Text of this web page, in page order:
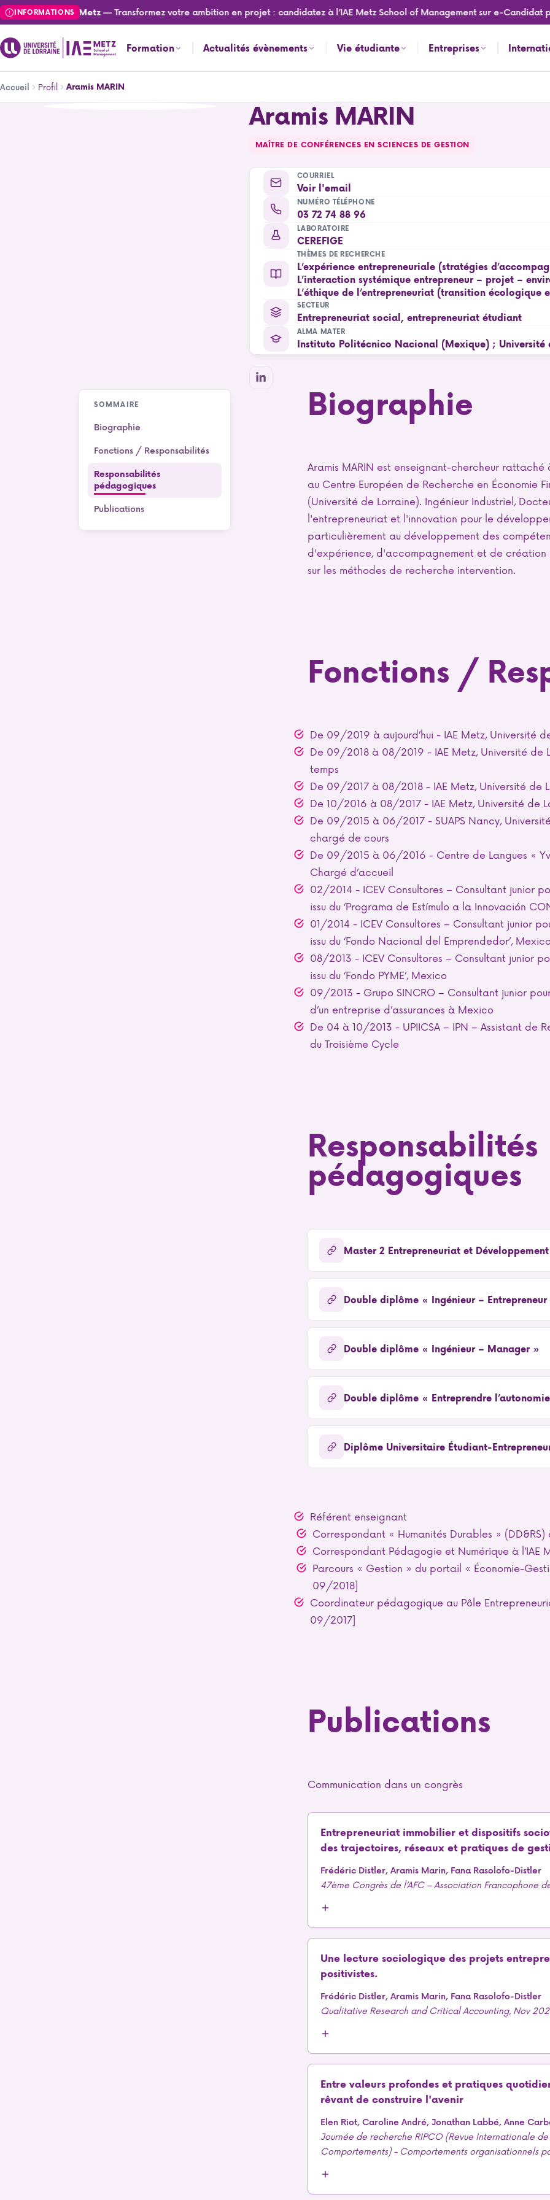
Aller
au
contenu
principal
INFORMATIONS
de l'IAE Metz— Transformez votre ambition en projet : candidatez à l’IAE Metz School of Management sur e-Candidat
Formation Actualités évènements Vie étudiante Entreprises
d'Ariane
Accueil Profil Aramis MARIN
Aramis MARIN
MAÎTRE DE CONFÉRENCES EN SCIENCES DE GESTION
COURRIEL
Voir l'email
NUMÉRO TÉLÉPHONE
03 72 74 88 96
LABORATOIRE
CEREFIGE
THÈMES DE RECHERCHE
L’expérience entrepreneuriale (stratégies
L’interaction systémique entrepreneur – projet –
L’éthique de l’entrepreneuriat (transition
SECTEUR
Entrepreneuriat social, entrepreneuriat étudiant
ALMA MATER
Instituto Politécnico Nacional (Mexique) ; Université
SOMMAIRE
Biographie
Fonctions / Responsabilités
Responsabilités
pédagogiques
Publications
Biographie
Aramis MARIN est enseignant-chercheur
au Centre Européen de Recherche en Économie
(Université de Lorraine). Ingénieur Industriel,
l'entrepreneuriat et l'innovation pour le
particulièrement au développement des
d'expérience, d'accompagnement et de
sur les méthodes de recherche intervention.
Fonctions /
De 09/2019 à aujourd’hui - IAE Metz, Université
De 09/2018 à 08/2019 - IAE Metz, Université de
temps
De 09/2017 à 08/2018 - IAE Metz, Université de
De 10/2016 à 08/2017 - IAE Metz, Université de
De 09/2015 à 06/2017 - SUAPS Nancy,
chargé de cours
De 09/2015 à 06/2016 - Centre de Langues «
Chargé d’accueil
02/2014 - ICEV Consultores – Consultant junior
issu du ‘Programa de Estímulo a la Innovación
01/2014 - ICEV Consultores – Consultant junior
issu du ‘Fondo Nacional del Emprendedor’,
08/2013 - ICEV Consultores – Consultant junior
issu du ‘Fondo PYME’, Mexico
09/2013 - Grupo SINCRO – Consultant junior
d’un entreprise d’assurances à Mexico
De 04 à 10/2013 - UPIICSA – IPN – Assistant de
du Troisième Cycle
Responsabilités
pédagogiques
Master 2 Entrepreneuriat et
Double diplôme « Ingénieur – Entrepreneur
Double diplôme « Ingénieur – Manager »
Double diplôme « Entreprendre
Diplôme Universitaire Étudiant-
Référent enseignant
Correspondant « Humanités Durables »
Correspondant Pédagogie et Numérique à
Parcours « Gestion » du portail « Économie-
09/2018]
Coordinateur pédagogique au Pôle
09/2017]
Publications
Communication dans un congrès
Entrepreneuriat immobilier et dispositifs
des trajectoires, réseaux et pratiques de
Frédéric Distler, Aramis Marin, Fana Rasolofo-Distler
47ème Congrès de l’AFC – Association Francophone
Une lecture sociologique des projets
positivistes.
Frédéric Distler, Aramis Marin, Fana Rasolofo-Distler
Qualitative Research and Critical Accounting, Nov
Entre valeurs profondes et pratiques
rêvant de construire l'avenir
Elen Riot, Caroline André, Jonathan Labbé, Anne
Journée de recherche RIPCO (Revue Internationale
Comportements) - Comportements organisationnels